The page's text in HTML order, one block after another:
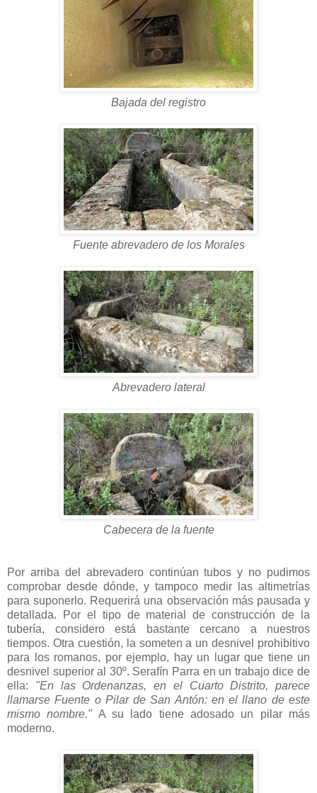
Bajada del registro
Fuente abrevadero de los Morales
Abrevadero lateral
Cabecera de la fuente
Por arriba del abrevadero continúan tubos y no pudimos
comprobar desde dónde, y tampoco medir las altimetrías
para suponerlo. Requerirá una observación más pausada y
detallada. Por el tipo de material de construcción de la
tubería, considero está bastante cercano a nuestros
tiempos. Otra cuestión, la someten a un desnivel prohibitivo
para los romanos, por ejemplo, hay un lugar que tiene un
desnivel superior al 30º. Serafín Parra en un trabajo dice de
ella: "En las Ordenanzas, en el Cuarto Distrito, parece
llamarse Fuente o Pilar de San Antón: en el llano de este
mismo nombre." A su lado tiene adosado un pilar más
moderno.